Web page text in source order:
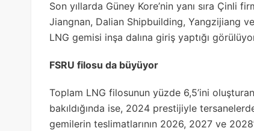
Son yıllarda Güney Kore’nin yanı sıra Çinli
Jiangnan, Dalian Shipbuilding, Yangzijiang
LNG gemisi inşa dalına giriş yaptığı
FSRU filosu da büyüyor
Toplam LNG filosunun yüzde 6,5’ini
bakıldığında ise, 2024 prestijiyle
gemilerin teslimatlarının 2026, 2027 ve